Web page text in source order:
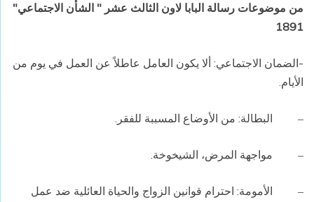
من موضوعات رسالة البابا لاون الثالث عشر " الشأن الاجتماعي"
1891
-الضمان الاجتماعي: ألا يكون العامل عاطلاً عن العمل في يوم من
الأيام.
– البطالة: من الأوضاع المسببة للفقر.
– مواجهة المرض، الشيخوخة.
– الأمومة: احترام قوانين الزواج والحياة العائلية ضد عمل